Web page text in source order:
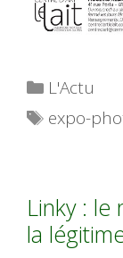
Catégories
L'Actu
expo-
Linky : le
la